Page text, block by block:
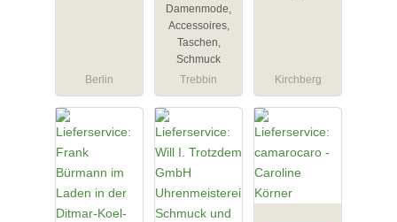
Berlin
Damenmode,
Accessoires,
Taschen,
Schmuck
Trebbin
Kirchberg